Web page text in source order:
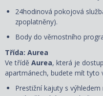
24hodinová pokojová
zpoplatněny).
Body do věrnostního
Třída: Aurea
Ve třídě Aurea, která je
apartmánech, budete mít tyto
Prestižní kajuty s